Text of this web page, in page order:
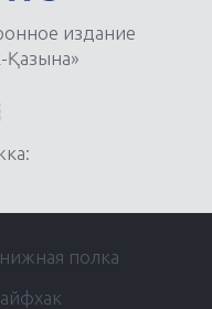
издание
Қазына»
полка